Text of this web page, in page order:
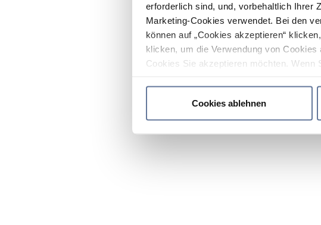
erforderlich sind, und, vorbehaltlich Ihrer
Marketing-Cookies verwendet. Bei den
können auf „Cookies akzeptieren“
klicken, um die Verwendung von
Cookies Sie akzeptieren möchten. Wenn
Cookies ablehnen